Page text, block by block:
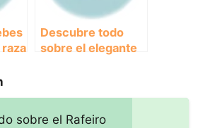
Descubre todo
sobre el elegante
sobre el Rafeiro